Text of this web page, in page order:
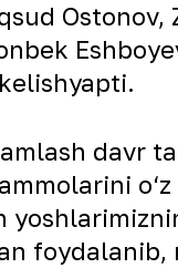
Ostonov,
davr